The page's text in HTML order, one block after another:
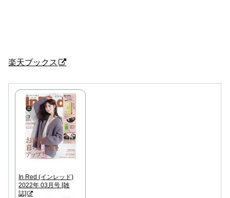
楽天ブックス
In Red (インレッド)
2022年 03月号 [雑
誌]